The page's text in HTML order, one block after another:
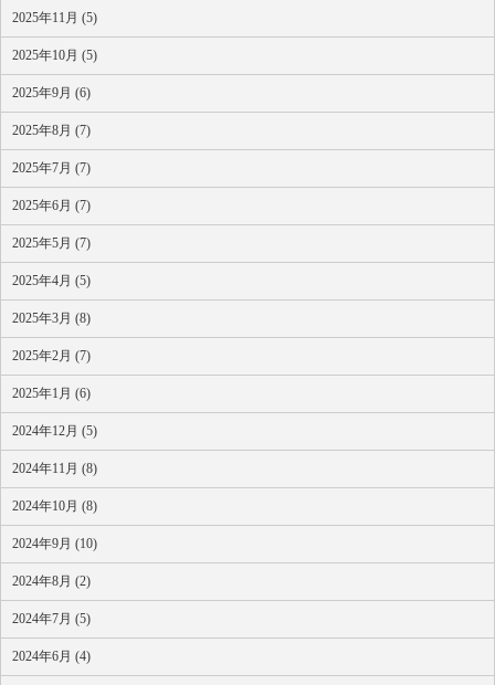
2025年11月 (5)
2025年10月 (5)
2025年9月 (6)
2025年8月 (7)
2025年7月 (7)
2025年6月 (7)
2025年5月 (7)
2025年4月 (5)
2025年3月 (8)
2025年2月 (7)
2025年1月 (6)
2024年12月 (5)
2024年11月 (8)
2024年10月 (8)
2024年9月 (10)
2024年8月 (2)
2024年7月 (5)
2024年6月 (4)